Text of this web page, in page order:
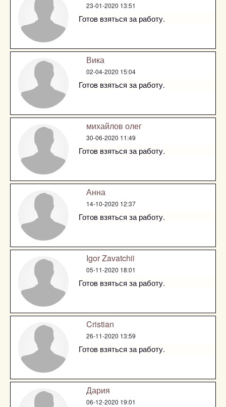
23-01-2020 13:51
Готов взяться за работу.
Вика
02-04-2020 15:04
Готов взяться за работу.
михайлов олег
30-06-2020 11:49
Готов взяться за работу.
Анна
14-10-2020 12:37
Готов взяться за работу.
Igor Zavatchii
05-11-2020 18:01
Готов взяться за работу.
Cristian
26-11-2020 13:59
Готов взяться за работу.
Дария
06-12-2020 19:01